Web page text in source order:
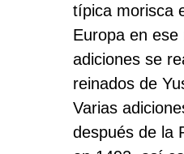
típica morisca
Europa en
adiciones se
reinados de
Varias
después de la